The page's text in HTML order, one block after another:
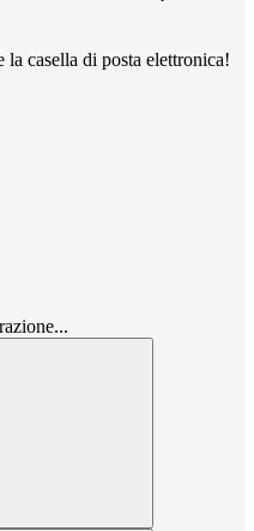
casella di posta elettronica!